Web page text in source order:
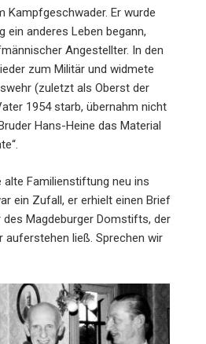
Kampfgeschwader. Er wurde
ein anderes Leben begann,
Angestellter. In den
zum Militär und widmete
(zuletzt als Oberst der
1954 starb, übernahm nicht
Hans-Heine das Material
alte Familienstiftung neu ins
ein Zufall, er erhielt einen Brief
Magdeburger Domstifts, der
auferstehen ließ. Sprechen wir